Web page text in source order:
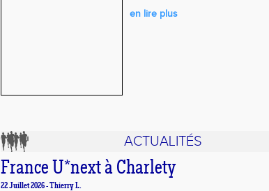
en lire plus
ACTUALITÉS
France U*next à Charlety
22 Juillet 2026 - Thierry L.